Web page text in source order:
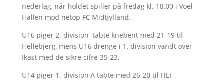
nederlag, når holdet spiller på fredag kl. 18.00 i Voel-
Hallen mod netop FC Midtjylland.
U16 piger 2. division tabte knebent med 21-19 til
Hellebjerg, mens U16 drenge i 1. division vandt over
Ikast med de sikre cifre 35-23.
U14 piger 1. division A tabte med 26-20 til HEI,